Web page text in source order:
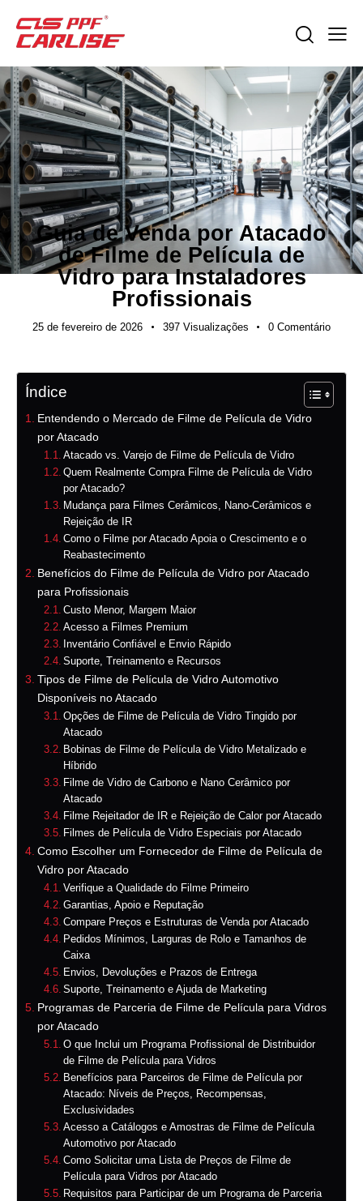
NOTÍCIAS DO SETOR
Guia de Venda por Atacado
de Filme de Película de
Vidro para Instaladores
Profissionais
25 de fevereiro de 2026 397 Visualizações 0 Comentário
Índice
Entendendo o Mercado de Filme de Película de Vidro
por Atacado
Atacado vs. Varejo de Filme de Película de Vidro
Quem Realmente Compra Filme de Película de Vidro
por Atacado?
Mudança para Filmes Cerâmicos, Nano-Cerâmicos e
Rejeição de IR
Como o Filme por Atacado Apoia o Crescimento e o
Reabastecimento
Benefícios do Filme de Película de Vidro por Atacado
para Profissionais
Custo Menor, Margem Maior
Acesso a Filmes Premium
Inventário Confiável e Envio Rápido
Suporte, Treinamento e Recursos
Tipos de Filme de Película de Vidro Automotivo
Disponíveis no Atacado
Opções de Filme de Película de Vidro Tingido por
Atacado
Bobinas de Filme de Película de Vidro Metalizado e
Híbrido
Filme de Vidro de Carbono e Nano Cerâmico por
Atacado
Filme Rejeitador de IR e Rejeição de Calor por Atacado
Filmes de Película de Vidro Especiais por Atacado
Como Escolher um Fornecedor de Filme de Película de
Vidro por Atacado
Verifique a Qualidade do Filme Primeiro
Garantias, Apoio e Reputação
Compare Preços e Estruturas de Venda por Atacado
Pedidos Mínimos, Larguras de Rolo e Tamanhos de
Caixa
Envios, Devoluções e Prazos de Entrega
Suporte, Treinamento e Ajuda de Marketing
Programas de Parceria de Filme de Película para Vidros
por Atacado
O que Inclui um Programa Profissional de Distribuidor
de Filme de Película para Vidros
Benefícios para Parceiros de Filme de Película por
Atacado: Níveis de Preços, Recompensas,
Exclusividades
Acesso a Catálogos e Amostras de Filme de Película
Automotivo por Atacado
Como Solicitar uma Lista de Preços de Filme de
Película para Vidros por Atacado
Requisitos para Participar de um Programa de Parceria